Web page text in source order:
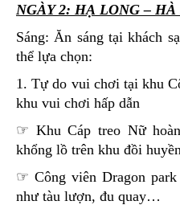
NGÀY 2: HẠ LONG –
Sáng: Ăn sáng tại khách
thể lựa chọn:
1. Tự do vui chơi tại khu
khu vui chơi hấp dẫn
☞ Khu Cáp treo Nữ
khổng lồ trên khu đồi
☞ Công viên Dragon
như tàu lượn, đu quay…